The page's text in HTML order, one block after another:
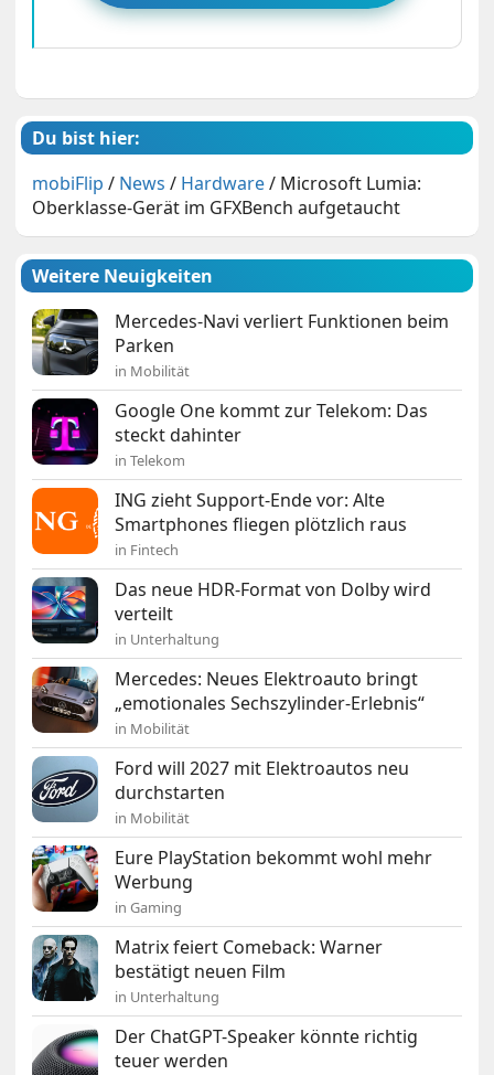
Du bist hier:
mobiFlip / News / Hardware/ Microsoft Lumia:
Oberklasse-Gerät im GFXBench aufgetaucht
Weitere Neuigkeiten
Mercedes-Navi verliert Funktionen beim
Parken
in Mobilität
Google One kommt zur Telekom: Das
steckt dahinter
in Telekom
ING zieht Support-Ende vor: Alte
Smartphones fliegen plötzlich raus
in Fintech
Das neue HDR-Format von Dolby wird
verteilt
in Unterhaltung
Mercedes: Neues Elektroauto bringt
„emotionales Sechszylinder-Erlebnis“
in Mobilität
Ford will 2027 mit Elektroautos neu
durchstarten
in Mobilität
Eure PlayStation bekommt wohl mehr
Werbung
in Gaming
Matrix feiert Comeback: Warner
bestätigt neuen Film
in Unterhaltung
Der ChatGPT-Speaker könnte richtig
teuer werden